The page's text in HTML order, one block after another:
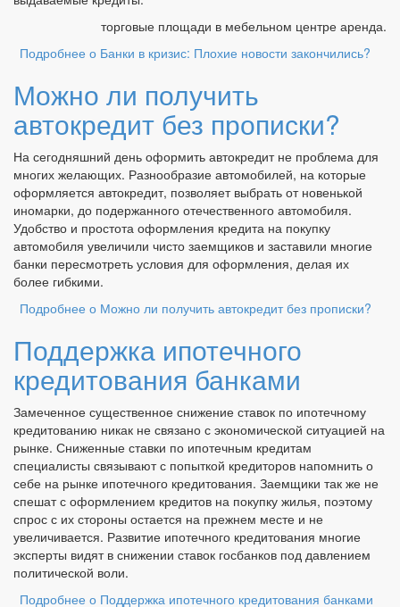
торговые площади в мебельном центре аренда.
Подробнее о Банки в кризис: Плохие новости закончились?
Можно ли получить
автокредит без прописки?
На сегодняшний день оформить автокредит не проблема для
многих желающих. Разнообразие автомобилей, на которые
оформляется автокредит, позволяет выбрать от новенькой
иномарки, до подержанного отечественного автомобиля.
Удобство и простота оформления кредита на покупку
автомобиля увеличили чисто заемщиков и заставили многие
банки пересмотреть условия для оформления, делая их
более гибкими.
Подробнее о Можно ли получить автокредит без прописки?
Поддержка ипотечного
кредитования банками
Замеченное существенное снижение ставок по ипотечному
кредитованию никак не связано с экономической ситуацией на
рынке. Сниженные ставки по ипотечным кредитам
специалисты связывают с попыткой кредиторов напомнить о
себе на рынке ипотечного кредитования. Заемщики так же не
спешат с оформлением кредитов на покупку жилья, поэтому
спрос с их стороны остается на прежнем месте и не
увеличивается. Развитие ипотечного кредитования многие
эксперты видят в снижении ставок госбанков под давлением
политической воли.
Подробнее о Поддержка ипотечного кредитования банками